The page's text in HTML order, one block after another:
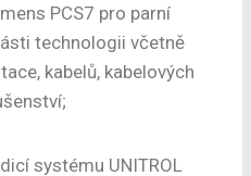
PCS7 pro parní
technologii včetně
kabelů, kabelových
systému UNITROL